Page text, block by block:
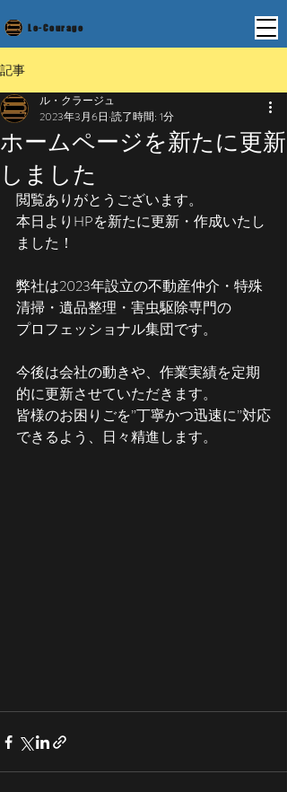
Le-Courage
記事
ホームページを新たに更新
しました
ル・クラージュ
2023年3月6日 読了時間: 1分
閲覧ありがとうございます。
本日よりHPを新たに更新・作成いたし
ました！
弊社は2023年設立の不動産仲介・特殊
清掃・遺品整理・害虫駆除専門の
プロフェッショナル集団です。
今後は会社の動きや、作業実績を定期
的に更新させていただきます。
皆様のお困りごを”丁寧かつ迅速に”対応
できるよう、日々精進します。